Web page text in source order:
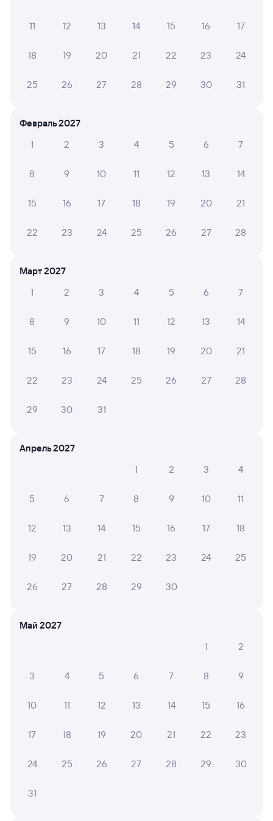
Куйтун
Слюдянка-1
в Владивосток (ж/д вокзал)
15:52 00:40
Найдём билет на поезд за вас
Отель "Тихая Гавань"
5 ⁠743 ⁠₽
Гостиница Легенды
Отзывы пассажиров Туту о поездах
по этому направлению
Мы отображаем актуальные отзывы и не удаляем
04 августа 2026 • Поезд 010Н
туалете чисто. Нам понравился.
ЮЛИЯ Л.
10 ГАЛИНА Е.
Комфортно и удобно. Спасибо.
6
11 12 13 14 15 16 17
18 19 20 21 22 23 24
25 26 27 28 29 30 31
Февраль 2027
1
2 3 4 5 6 7
8 9 10 11 12 13 14
15 16 17 18 19 20 21
22 23 24 25 26 27 28
Март 2027
1
2 3 4 5 6 7
8 9 10 11 12 13 14
15 16 17 18 19 20 21
22 23 24 25 26 27 28
29 30 31
Апрель 2027
1
2 3 4
5 6 7 8 9 10 11
12 13 14 15 16 17 18
19 20 21 22 23 24 25
26 27 28 29 30
Май 2027
1
2
3 4 5 6 7 8 9
10 11 12 13 14 15 16
17 18 19 20 21 22 23
24 25 26 27 28 29 30
31